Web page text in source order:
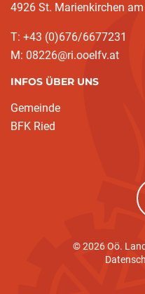
4926 St. Marienkirchen
T: +43 (0)676/6677231
M: 08226@ri.ooelfv.at
INFOS ÜBER UNS
Gemeinde
BFK Ried
© 2026 Oö.